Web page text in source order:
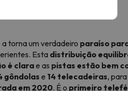
a torna um verdadeiro paraíso
Estadistribuição
é clarae as pistas estão bem
gôndolase 14 telecadeiras,
em 2020. É o primeiro